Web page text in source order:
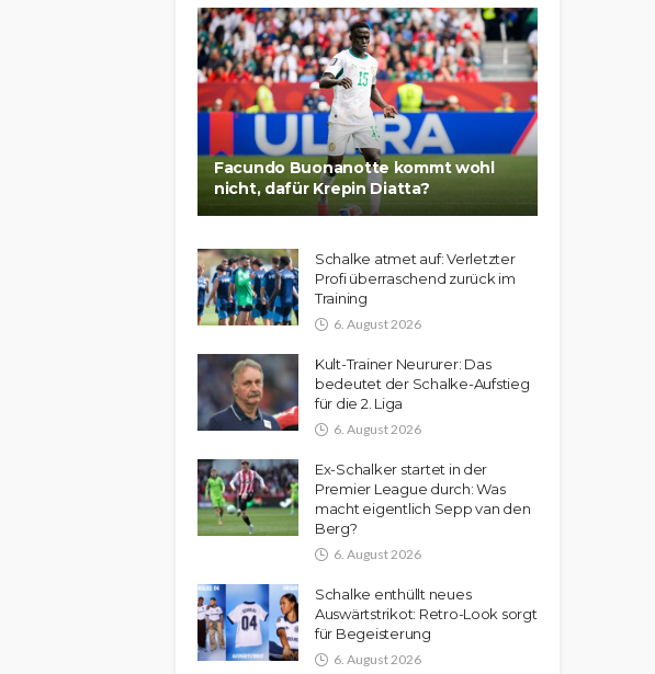
Facundo Buonanotte kommt wohl
nicht, dafür Krepin Diatta?
Schalke atmet auf: Verletzter
Profi überraschend zurück im
Training
6. August 2026
Kult-Trainer Neururer: Das
bedeutet der Schalke-Aufstieg
für die 2. Liga
6. August 2026
Ex-Schalker startet in der
Premier League durch: Was
macht eigentlich Sepp van den
Berg?
6. August 2026
Schalke enthüllt neues
Auswärtstrikot: Retro-Look sorgt
für Begeisterung
6. August 2026